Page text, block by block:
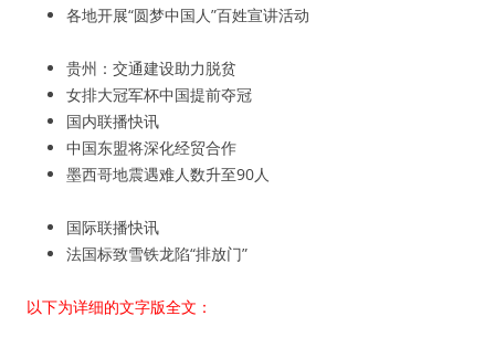
各地开展“圆梦中国人”百姓宣讲活动
贵州：交通建设助力脱贫
女排大冠军杯中国提前夺冠
国内联播快讯
中国东盟将深化经贸合作
墨西哥地震遇难人数升至90人
国际联播快讯
法国标致雪铁龙陷“排放门”
以下为详细的文字版全文：